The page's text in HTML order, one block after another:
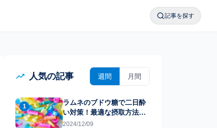
記事を探す
検索メニューを
人気の記事 週間 月間
1
ラムネのブドウ糖で二日酔
い対策！最適な摂取方法と
は
2024/12/09